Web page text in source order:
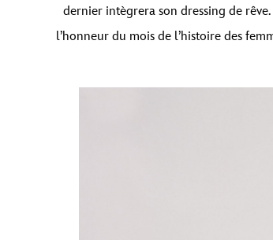
dernier intègrera son dressing de
l’honneur du mois de l’histoire des